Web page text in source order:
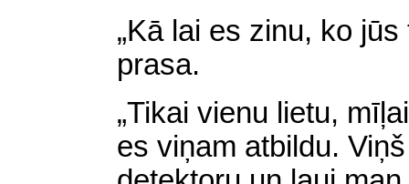
„Kā lai es zinu, ko
prasa.
„Tikai vienu lietu,
es viņam atbildu.